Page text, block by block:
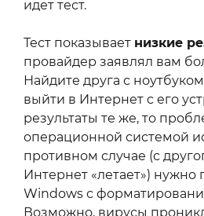
идет тест.
Тест показывает низкие
провайдер заявлял вам
Найдите друга с
выйти в Интернет с его
результаты те же, то
операционной системой
противном случае (с
Интернет «летает») нужно
Windows с
Возможно, вирусы